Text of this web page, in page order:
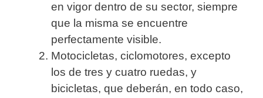
en vigor dentro de su sector, siempre
que la misma se encuentre
perfectamente visible.
Motocicletas, ciclomotores, excepto
los de tres y cuatro ruedas, y
bicicletas, que deberán, en todo caso,